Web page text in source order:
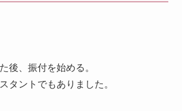
後、振付を始める。
タントでもありました。